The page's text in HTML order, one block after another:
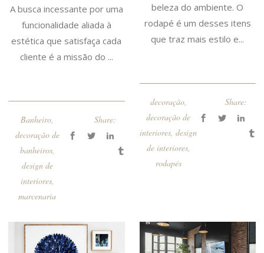
A busca incessante por uma
funcionalidade aliada à
estética que satisfaça cada
cliente é a missão do ...
Banheiro
decoração de
banheiros,
design de
interiores,
marcenaria
Share:
beleza do ambiente. O
rodapé é um desses itens
que traz mais estilo e...
decoração,
decoração de
interiores ,design
de interiores,
rodapés
Share: